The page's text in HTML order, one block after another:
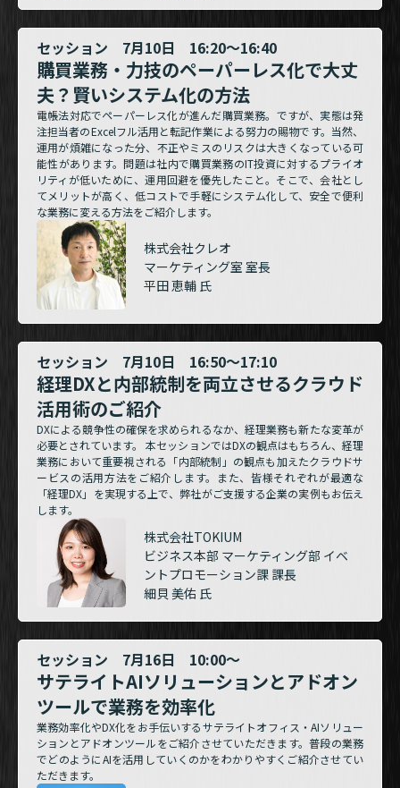
セッション 7月10日 16:20～16:40
購買業務・力技のペーパーレス化で大丈
夫？賢いシステム化の方法
電帳法対応でペーパーレス化が進んだ購買業務。ですが、実態は発
注担当者のExcelフル活用と転記作業による努力の賜物です。当然、
運用が煩雑になった分、不正やミスのリスクは大きくなっている可
能性があります。問題は社内で購買業務のIT投資に対するプライオ
リティが低いために、運用回避を優先したこと。そこで、会社とし
てメリットが高く、低コストで手軽にシステム化して、安全で便利
な業務に変える方法をご紹介します。
株式会社クレオ
マーケティング室 室長
平田 恵輔 氏
セッション 7月10日 16:50～17:10
経理DXと内部統制を両立させるクラウド
活用術のご紹介
DXによる競争性の確保を求められるなか、経理業務も新たな変革が
必要とされています。 本セッションではDXの観点はもちろん、経理
業務において重要視される「内部統制」の観点も加えたクラウドサ
ービスの活用方法をご紹介します。また、皆様それぞれが最適な
「経理DX」を実現する上で、弊社がご支援する企業の実例もお伝え
します。
株式会社TOKIUM
ビジネス本部 マーケティング部 イベ
ントプロモーション課 課長
細貝 美佑 氏
セッション 7月16日 10:00～
サテライトAIソリューションとアドオン
ツールで業務を効率化
業務効率化やDX化をお手伝いするサテライトオフィス・AIソリュー
ションとアドオンツールをご紹介させていただきます。普段の業務
でどのようにAIを活用していくのかをわかりやすくご紹介させてい
ただきます。